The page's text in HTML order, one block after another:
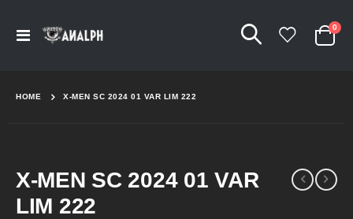
Navigation
Cart
0
HOME X-MEN SC 2024 01 VAR LIM 222
X-MEN SC 2024 01 VAR
LIM 222
to
the
end
to
the
beginning